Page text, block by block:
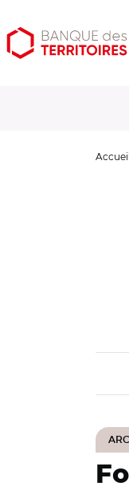
Aller
au
Aller
au
Ouvrir
les
Accueil